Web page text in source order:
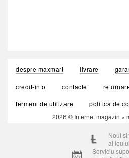
despre maxmart livrare
credit-info
contacte
termeni de utilizare
politica de
2026 © Internet magazin «
Noul
al leului
Serviciu